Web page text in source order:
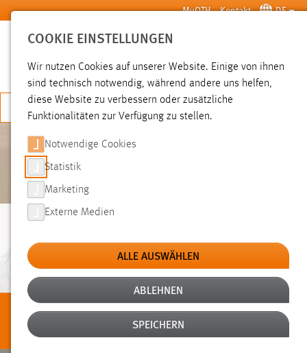
Zum Hauptinhalt springen MyOTH Kontakt DE
SUCHE
JETZT BEWERBEN
STUDIENGÄNGE VON
A BIS W.
Finde was zu dir
passt.
COOKIE EINSTELLUNGEN
Wir nutzen Cookies auf unserer Website. Einige von ihnen
sind technisch notwendig, während andere uns helfen,
diese Website zu verbessern oder zusätzliche
Funktionalitäten zur Verfügung zu stellen.
Notwendige Cookies
Statistik
Marketing
Externe Medien
ALLE AUSWÄHLEN
ABLEHNEN
SPEICHERN